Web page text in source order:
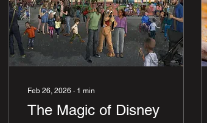
Feb 26, 2026 ∙ 1 min
The Magic of Disney